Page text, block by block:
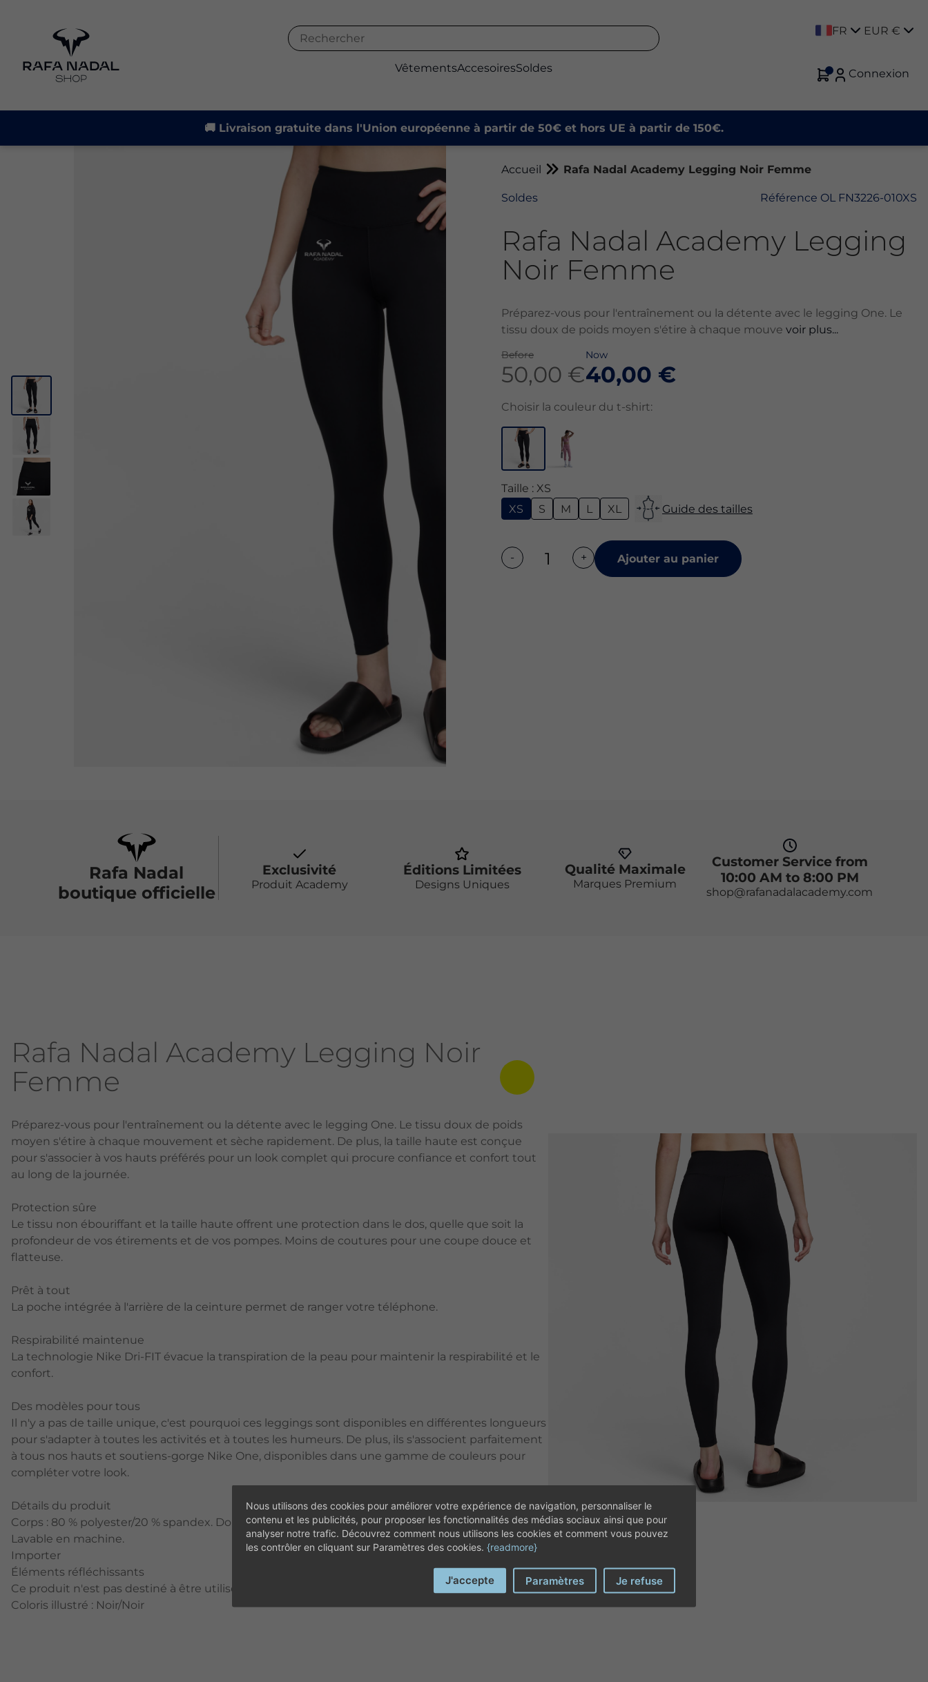
VêtementsAccesoiresSoldes
FR EUR €
Connexion
🚚 Livraison gratuite dans l'Union européenne à partir de 50€ et hors UE à partir de 150€.
Accueil Rafa Nadal Academy Legging Noir Femme
Soldes Référence OL FN3226-010XS
Rafa Nadal Academy Legging
Noir Femme
Préparez-vous pour l'entraînement ou la détente avec le legging One. Le
tissu doux de poids moyen s'étire à chaque mouve voir plus...
Before
50,00 €
Now
40,00 €
Choisir la couleur du t-shirt:
Taille : XS
XS
S M L XL Guide des tailles
Ajouter au panier
Rafa Nadal
boutique officielle
Exclusivité
Produit Academy
Éditions Limitées
Designs Uniques
Qualité Maximale
Marques Premium
Customer Service from
10:00 AM to 8:00 PM
shop@rafanadalacademy.com
Rafa Nadal Academy Legging Noir
Femme
Préparez-vous pour l'entraînement ou la détente avec le legging One. Le tissu doux de poids
moyen s'étire à chaque mouvement et sèche rapidement. De plus, la taille haute est conçue
pour s'associer à vos hauts préférés pour un look complet qui procure confiance et confort tout
au long de la journée.
Protection sûre
Le tissu non ébouriffant et la taille haute offrent une protection dans le dos, quelle que soit la
profondeur de vos étirements et de vos pompes. Moins de coutures pour une coupe douce et
flatteuse.
Prêt à tout
La poche intégrée à l'arrière de la ceinture permet de ranger votre téléphone.
Respirabilité maintenue
La technologie Nike Dri-FIT évacue la transpiration de la peau pour maintenir la respirabilité et le
confort.
Des modèles pour tous
Il n'y a pas de taille unique, c'est pourquoi ces leggings sont disponibles en différentes longueurs
pour s'adapter à toutes les activités et à toutes les humeurs. De plus, ils s'associent parfaitement
à tous nos hauts et soutiens-gorge Nike One, disponibles dans une gamme de couleurs pour
compléter votre look.
Détails du produit
Corps : 80 % polyester/20 % spandex. Doublure à soufflet : 100 % polyester.
Lavable en machine.
Importer
Éléments réfléchissants
Ce produit n'est pas destiné à être utilisé comme équipement de protection individuelle (EPI).
Coloris illustré : Noir/Noir
Nous utilisons des cookies pour améliorer votre expérience de navigation, personnaliser le
contenu et les publicités, pour proposer les fonctionnalités des médias sociaux ainsi que pour
analyser notre trafic. Découvrez comment nous utilisons les cookies et comment vous pouvez
les contrôler en cliquant sur Paramètres des cookies. {readmore}
J'accepte Paramètres Je refuse